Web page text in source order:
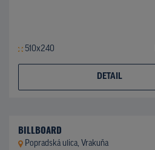
510x240
DETAIL
BILLBOARD
Popradská ulica, Vrakuňa